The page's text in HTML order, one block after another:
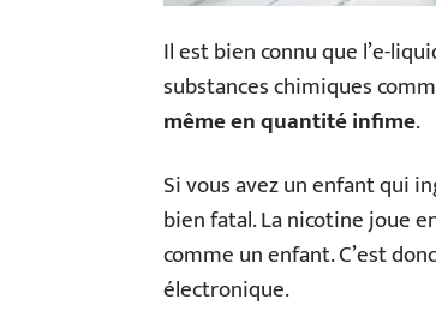
Il est bien connu que l’e-
substances chimiques
même en quantité infime.
Si vous avez un enfant qui
bien fatal. La nicotine joue
comme un enfant. C’est
électronique.